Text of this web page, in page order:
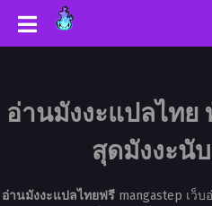
อ่านมังงะแปลไทย
สุดมังงะนั
อ่านมังงะแปลไทยฟรีmangastep เว็บ